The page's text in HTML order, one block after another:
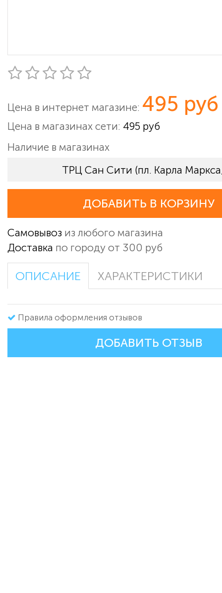
Цена в интернет магазине: 495 руб
Цена в магазинах сети: 495 руб
Наличие в магазинах
ТРЦ Сан Сити (пл. Карла
ДОБАВИТЬ В КОРЗИНУ
Самовывоз из любого магазина
Доставка по городу от 300 руб
ОПИСАНИЕ ХАРАКТЕРИСТИКИ
Правила оформления отзывов
ДОБАВИТЬ ОТЗЫВ